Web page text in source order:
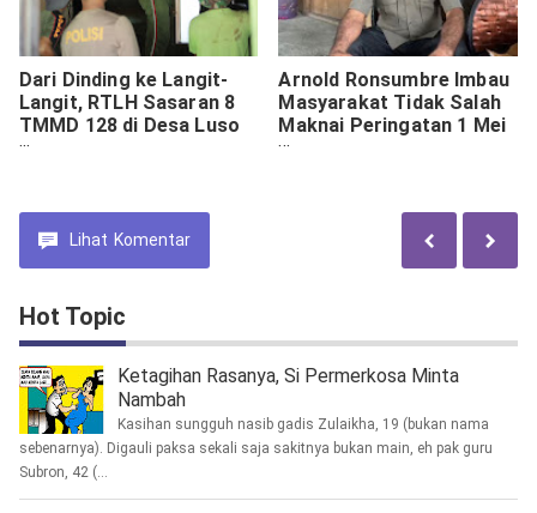
Dari Dinding ke Langit-
Langit, RTLH Sasaran 8
TMMD 128 di Desa Luso
Kian Nyata Berkat
Arnold Ronsumbre Imbau
Masyarakat Tidak Salah
Maknai Peringatan 1 Mei
di Papua
Lihat Komentar
Hot Topic
Ketagihan Rasanya, Si Permerkosa Minta
Nambah
Kasihan sungguh nasib gadis Zulaikha, 19 (bukan nama
sebenarnya). Digauli paksa sekali saja sakitnya bukan main, eh pak guru
Subron, 42 (...